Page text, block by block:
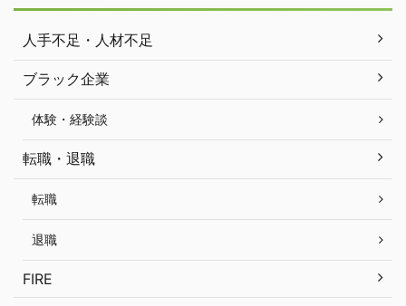
人手不足・人材不足
ブラック企業
体験・経験談
転職・退職
転職
退職
FIRE